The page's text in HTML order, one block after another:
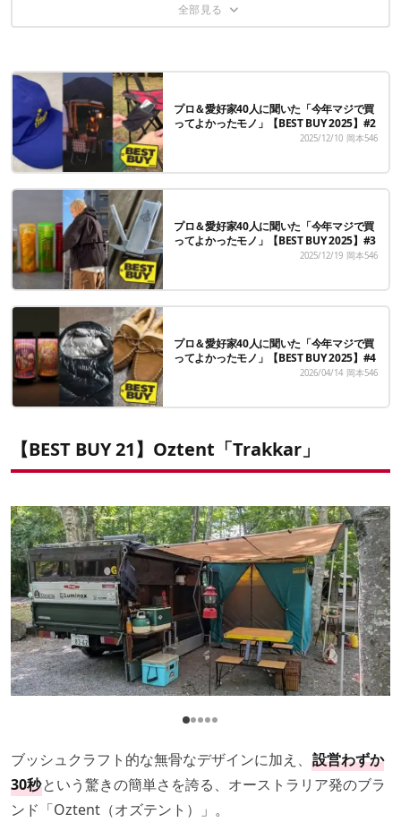
みなさんの「2025 BEST BUY」はなんですか？
プロ＆愛好家40人に聞いた「今年マジで買
ってよかったモノ」【BEST BUY 2025】#2
2025/12/10 岡本546
プロ＆愛好家40人に聞いた「今年マジで買
ってよかったモノ」【BEST BUY 2025】#3
2025/12/19 岡本546
プロ＆愛好家40人に聞いた「今年マジで買
ってよかったモノ」【BEST BUY 2025】#4
2026/04/14 岡本546
【BEST BUY 21】Oztent「Trakkar」
ブッシュクラフト的な無骨なデザインに加え、 設営わずか
30秒という驚きの簡単さを誇る、オーストラリア発のブラ
ンド「Oztent（オズテント）」。